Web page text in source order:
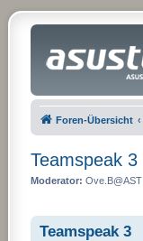
Foren-Übersicht
Teamspeak 3
Moderator: Ove.B@AST
Teamspeak 3